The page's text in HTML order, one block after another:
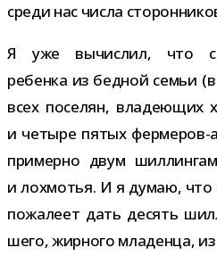
среди нас числа
Я уже вычис­лил, что
ребенка из бед­ной семьи
всех посе­лян, вла­де­ю­щих
и четыре пятых фермеров-​
при­мерно двум
и лох­мо­тья. И я думаю,
пожа­леет дать десять
шего, жир­ного мла­денца,